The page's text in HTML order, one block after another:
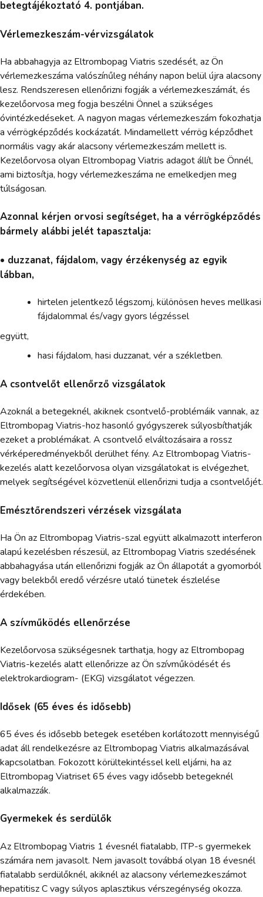
betegtájékoztató 4. pontjában.
Vérlemezkeszám-vérvizsgálatok
Ha abbahagyja az Eltrombopag Viatris szedését, az Ön
vérlemezkeszáma valószínűleg néhány napon belül újra alacsony
lesz. Rendszeresen ellenőrizni fogják a vérlemezkeszámát, és
kezelőorvosa meg fogja beszélni Önnel a szükséges
óvintézkedéseket. A nagyon magas vérlemezkeszám fokozhatja
a vérrögképződés kockázatát. Mindamellett vérrög képződhet
normális vagy akár alacsony vérlemezkeszám mellett is.
Kezelőorvosa olyan Eltrombopag Viatris adagot állít be Önnél,
ami biztosítja, hogy vérlemezkeszáma ne emelkedjen meg
túlságosan.
Azonnal kérjen orvosi segítséget, ha a vérrögképződés
bármely alábbi jelét tapasztalja:
• duzzanat, fájdalom, vagy érzékenység az egyik
lábban,
hirtelen jelentkező légszomj, különösen heves mellkasi
fájdalommal és/vagy gyors légzéssel
együtt,
hasi fájdalom, hasi duzzanat, vér a székletben.
A csontvelőt ellenőrző vizsgálatok
Azoknál a betegeknél, akiknek csontvelő-problémáik vannak, az
Eltrombopag Viatris-hoz hasonló gyógyszerek súlyosbíthatják
ezeket a problémákat. A csontvelő elváltozásaira a rossz
vérképeredményekből derülhet fény. Az Eltrombopag Viatris-
kezelés alatt kezelőorvosa olyan vizsgálatokat is elvégezhet,
melyek segítségével közvetlenül ellenőrizni tudja a csontvelőjét.
Emésztőrendszeri vérzések vizsgálata
Ha Ön az Eltrombopag Viatris-szal együtt alkalmazott interferon
alapú kezelésben részesül, az Eltrombopag Viatris szedésének
abbahagyása után ellenőrizni fogják az Ön állapotát a gyomorból
vagy belekből eredő vérzésre utaló tünetek észlelése
érdekében.
A szívműködés ellenőrzése
Kezelőorvosa szükségesnek tarthatja, hogy az Eltrombopag
Viatris-kezelés alatt ellenőrizze az Ön szívműködését és
elektrokardiogram- (EKG) vizsgálatot végezzen.
Idősek (65 éves és idősebb)
65 éves és idősebb betegek esetében korlátozott mennyiségű
adat áll rendelkezésre az Eltrombopag Viatris alkalmazásával
kapcsolatban. Fokozott körültekintéssel kell eljárni, ha az
Eltrombopag Viatriset 65 éves vagy idősebb betegeknél
alkalmazzák.
Gyermekek és serdülők
Az Eltrombopag Viatris 1 évesnél fiatalabb, ITP-s gyermekek
számára nem javasolt. Nem javasolt továbbá olyan 18 évesnél
fiatalabb serdülőknél, akiknél az alacsony vérlemezkeszámot
hepatitisz C vagy súlyos aplasztikus vérszegénység okozza.